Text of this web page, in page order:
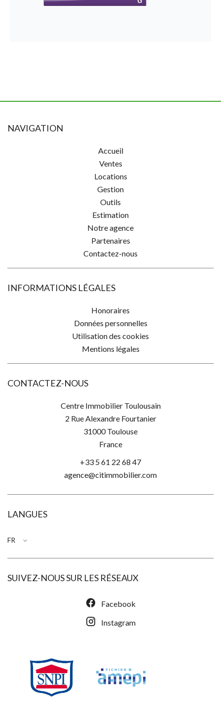
NAVIGATION
Accueil
Ventes
Locations
Gestion
Outils
Estimation
Notre agence
Partenaires
Contactez-nous
INFORMATIONS LÉGALES
Honoraires
Données personnelles
Utilisation des cookies
Mentions légales
CONTACTEZ-NOUS
Centre Immobilier Toulousain
2 Rue Alexandre Fourtanier
31000Toulouse
France
+33 5 61 22 68 47
agence@citimmobilier.com
LANGUES
FR
SUIVEZ-NOUS SUR LES RÉSEAUX
Facebook
Instagram